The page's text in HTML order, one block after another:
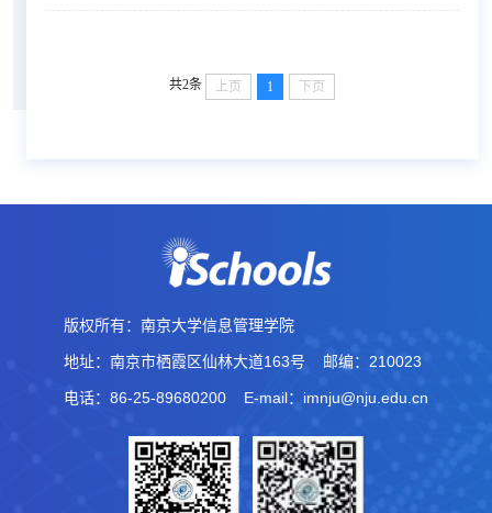
共2条 上页 1 下页
版权所有：南京大学信息管理学院
地址：南京市栖霞区仙林大道163号 邮编：210023
电话：86-25-89680200 E-mail：imnju@nju.edu.cn